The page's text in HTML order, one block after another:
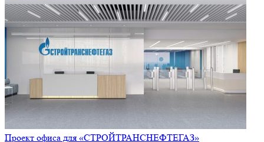
Проект офиса для «СТРОЙТРАНСНЕФТЕГАЗ»